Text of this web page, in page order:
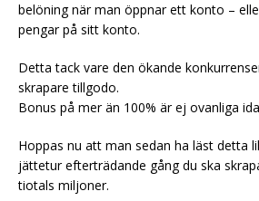
belöning när man öppnar ett konto –
pengar på sitt konto.
Detta tack vare den ökande
skrapare tillgodo.
Bonus på mer än 100% är ej ovanliga
Hoppas nu att man sedan ha läst detta
jättetur efterträdande gång du ska
tiotals miljoner.